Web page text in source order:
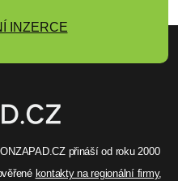
INZERCE
přináší od roku 2000
kontakty na regionální firmy,